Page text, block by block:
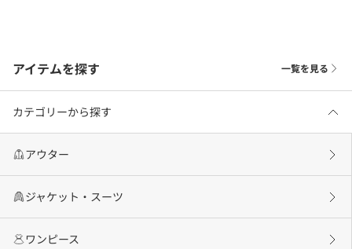
アイテムを探す 一覧を見る
カテゴリーから探す
アウター
ジャケット・スーツ
ワンピース